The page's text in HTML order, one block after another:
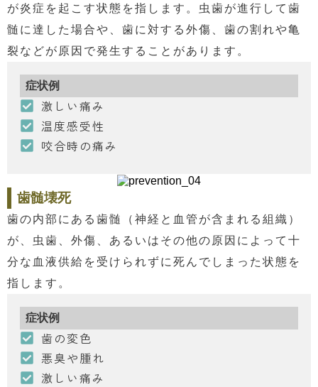
が炎症を起こす状態を指します。虫歯が進行して歯
髄に達した場合や、歯に対する外傷、歯の割れや亀
裂などが原因で発生することがあります。
症状例
激しい痛み
温度感受性
咬合時の痛み
歯髄壊死
歯の内部にある歯髄（神経と血管が含まれる組織）
が、虫歯、外傷、あるいはその他の原因によって十
分な血液供給を受けられずに死んでしまった状態を
指します。
症状例
歯の変色
悪臭や腫れ
激しい痛み